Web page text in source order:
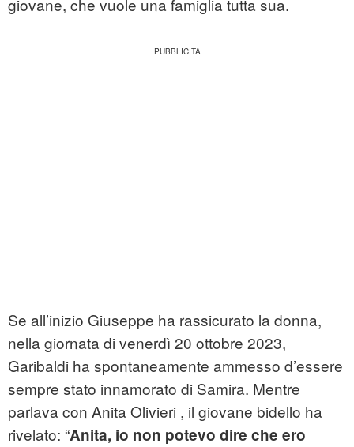
giovane, che vuole una famiglia tutta sua.
Se all’inizio Giuseppe ha rassicurato la donna,
nella giornata di venerdì 20 ottobre 2023,
Garibaldi ha spontaneamente ammesso d’essere
sempre stato innamorato di Samira. Mentre
parlava con Anita Olivieri , il giovane bidello ha
rivelato: “Anita, io non potevo dire che ero